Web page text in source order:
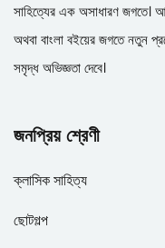
সাহিত্যের এক অসাধারণ জগতে।
অথবা বাংলা বইয়ের জগতে নতুন
সমৃদ্ধ অভিজ্ঞতা দেবে।
জনপ্রিয় শ্রেণী
ক্লাসিক সাহিত্য
ছোটগল্প